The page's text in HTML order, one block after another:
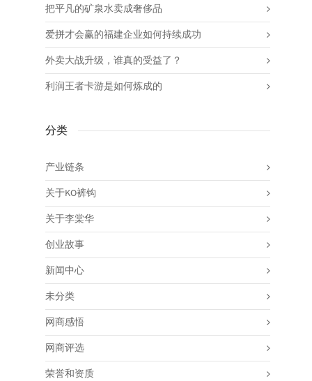
把平凡的矿泉水卖成奢侈品
爱拼才会赢的福建企业如何持续成功
外卖大战升级，谁真的受益了？
利润王者卡游是如何炼成的
分类
产业链条
关于KO裤钩
关于李棠华
创业故事
新闻中心
未分类
网商感悟
网商评选
荣誉和资质